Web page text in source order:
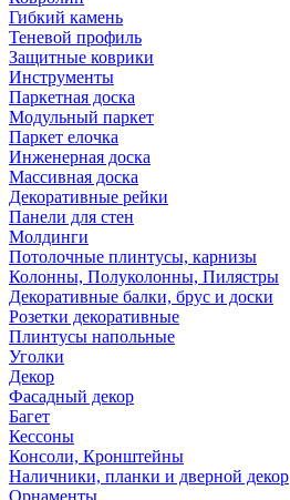
Гибкий камень
Теневой профиль
Защитные коврики
Инструменты
Паркетная доска
Модульный паркет
Паркет елочка
Инженерная доска
Массивная доска
Декоративные рейки
Панели для стен
Молдинги
Потолочные плинтусы, карнизы
Колонны, Полуколонны, Пилястры
Декоративные балки, брус и доски
Розетки декоративные
Плинтусы напольные
Уголки
Декор
Фасадный декор
Багет
Кессоны
Консоли, Кронштейны
Наличники, планки и дверной декор
Орнаменты